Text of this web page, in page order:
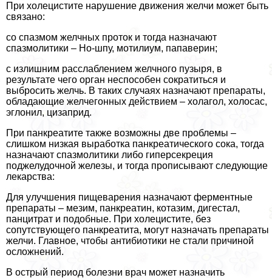
При холецистите нарушение движения желчи может быть
связано:
со спазмом желчных проток и тогда назначают
спазмолитики – Но-шпу, мотилиум, папаверин;
с излишним расслаблением желчного пузыря, в
результате чего орган неспособен сократиться и
выбросить желчь. В таких случаях назначают препараты,
обладающие желчегонных действием – холагол, холосас,
эглонил, цизаприд.
При панкреатите также возможны две проблемы –
слишком низкая выработка панкреатического сока, тогда
назначают спазмолитики либо гиперсекреция
поджелудочной железы, и тогда прописывают следующие
лекарства:
Для улучшения пищеварения назначают ферментные
препараты – мезим, панкреатин, котазим, дигестал,
панцитрат и подобные. При холецистите, без
сопутствующего панкреатита, могут назначать препараты
желчи. Главное, чтобы антибиотики не стали причиной
осложнений.
В острый период болезни врач может назначить